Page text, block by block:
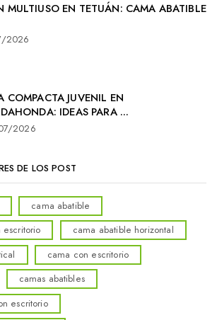
MULTIUSO EN TETUÁN: CAMA ABATIBLE
2026
COMPACTA JUVENIL EN
IDEAS PARA ...
2026
DE LOS POST
cama abatible
cama abatible horizontal
cama con escritorio
camas abatibles
escritorio